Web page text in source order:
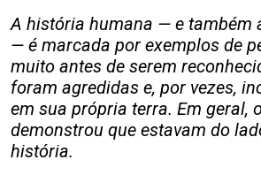
A história humana — e também
— é marcada por exemplos de
muito antes de serem
foram agredidas e, por vezes,
em sua própria terra. Em geral,
demonstrou que estavam do
história.